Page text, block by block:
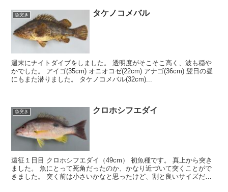
魚突き タケノコメバル
週末にナイトダイブをしました。 透明度がそこそこ高く、波も穏や
かでした。 アイゴ(35cm) オニオコゼ(22cm) アナゴ(36cm) 翌日の昼
にもまた潜りました。 タケノコメバル(32cm)...
魚突き クロホシフエダイ
遠征１日目 クロホシフエダイ（49cm） 初魚種です。 真上から突き
ました。 魚にとって死角だったのか、かなり近づいて突くことがで
きました。 突く前は小さいかなと思ったけど、割と良いサイズだっ